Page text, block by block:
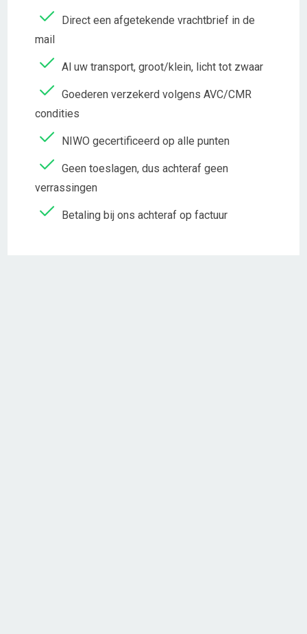
Direct een afgetekende vrachtbrief in de
mail
Al uw transport, groot/klein, licht tot zwaar
Goederen verzekerd volgens AVC/CMR
condities
NIWO gecertificeerd op alle punten
Geen toeslagen, dus achteraf geen
verrassingen
Betaling bij ons achteraf op factuur